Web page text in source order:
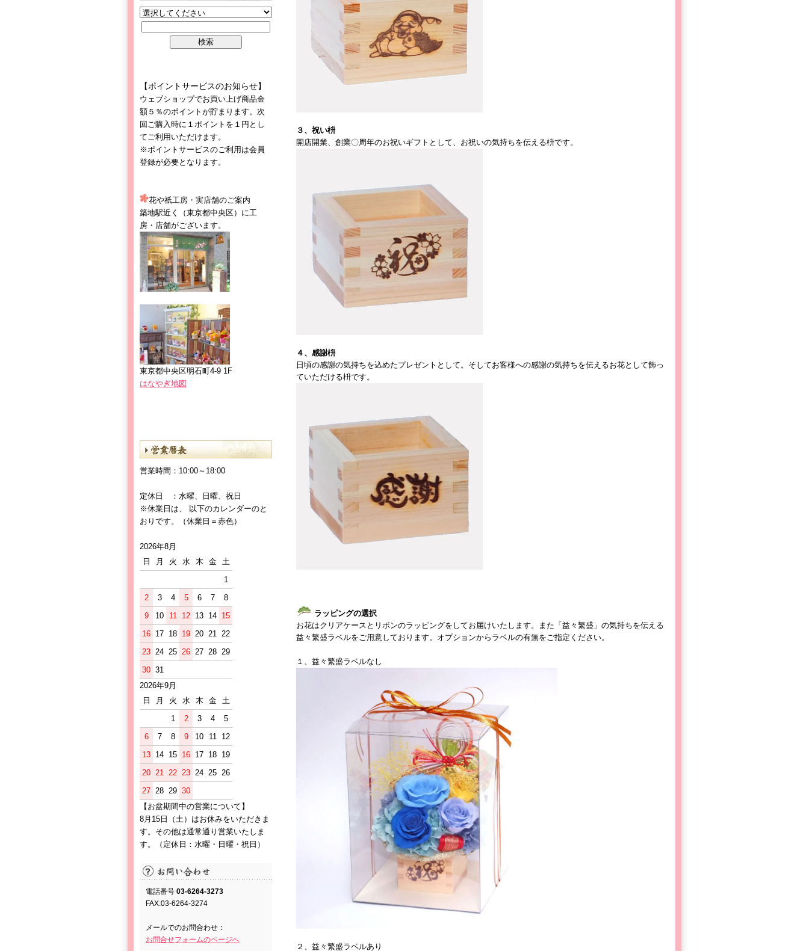
【ポイントサービスのお知らせ】
ウェブショップでお買い上げ商品金
額５％のポイントが貯まります。次
回ご購入時に１ポイントを１円とし
てご利用いただけます。
※ポイントサービスのご利用は会員
登録が必要となります。
花や祇工房・実店舗のご案内
築地駅近く（東京都中央区）に工
房・店舗がございます。
東京都中央区明石町4-9 1F
はなやぎ地図
営業時間：10:00～18:00
定休日 ：水曜、日曜、祝日
※休業日は、 以下のカレンダーのと
おりです。（休業日＝赤色）
2026年8月
日
月 火 水 木 金
土
1
2
3 4 5 6 7
8
9
10 11 12 13 14 15
16 17 18 19 20 21
22
23 24 25 26 27 28 29
30 31
2026年9月
日
月 火 水 木 金
土
1
2 3 4
5
6
7 8 9 10 11
12
13 14 15 16 17 18 19
20 21 22 23 24 25 26
27 28 29 30
【お盆期間中の営業について】
8月15日（土）はお休みをいただきま
す。その他は通常通り営業いたしま
す。（定休日：水曜・日曜・祝日）
電話番号 03-6264-3273
FAX:03-6264-3274
メールでのお問合わせ：
お問合せフォームのページへ
３、祝い枡
開店開業、創業〇周年のお祝いギフトとして、お祝いの気持ちを伝える枡です。
４、感謝枡
日頃の感謝の気持ちを込めたプレゼントとして。そしてお客様への感謝の気持ちを伝えるお花として飾っ
ていただける枡です。
ラッピングの選択
お花はクリアケースとリボンのラッピングをしてお届けいたします。また「益々繁盛」の気持ちを伝える
益々繁盛ラベルをご用意しております。オプションからラベルの有無をご指定ください。
１、益々繁盛ラベルなし
２、益々繁盛ラベルあり